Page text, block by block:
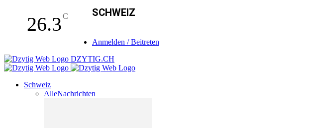
26.3C SCHWEIZ
Anmelden / Beitreten
DZYTIG.CH
Schweiz
AlleNachrichten